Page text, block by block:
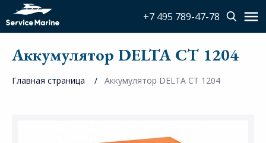
+7 495 789-47-78
Аккумулятор DELTA CT 1204
Главная страница Аккумулятор DELTA CT 1204